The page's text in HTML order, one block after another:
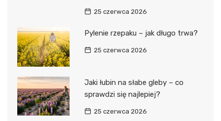
25 czerwca 2026
Pylenie rzepaku – jak długo trwa?
25 czerwca 2026
Jaki łubin na słabe gleby – co
sprawdzi się najlepiej?
25 czerwca 2026